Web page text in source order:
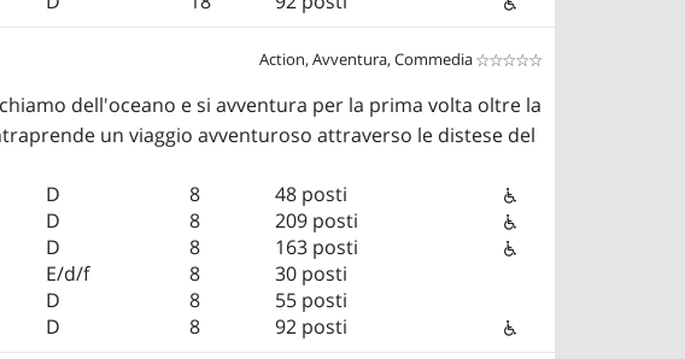
Action, Avventura, Commedia 

dell'oceano e si avventura per la prima volta oltre la
un viaggio avventuroso attraverso le distese del
D 8
48 posti
D 8
209 posti
D 8
163 posti
E/d/f 8
30 posti
D 8
55 posti
D 8 92 posti